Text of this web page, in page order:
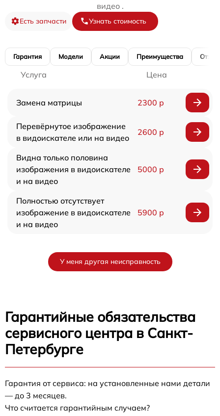
видео .
Есть запчасти Узнать стоимость
Гарантия Модели Акции Преимущества
Услуга Цена
Замена матрицы 2300 р
Перевёрнутое изображение
в видоискателе или на видео
2600 р
Видна только половина
изображения в видоискателе
и на видео
5000 р
Полностью отсутствует
изображение в видоискателе
и на видео
5900 р
У меня другая неисправность
Гарантийные обязательства
сервисного центра в Санкт-
Петербурге
Гарантия от сервиса: на установленные нами детали
— до 3 месяцев.
Что считается гарантийным случаем?